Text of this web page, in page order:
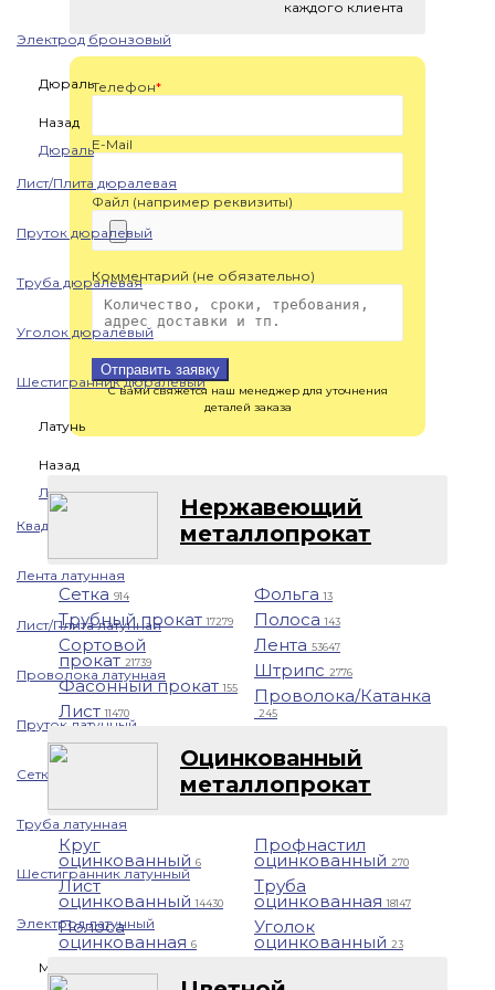
Электрод бронзовый
Дюраль
Назад
Дюраль
Лист/Плита дюралевая
Пруток дюралевый
Труба дюралевая
Уголок дюралевый
Шестигранник дюралевый
Латунь
Назад
Латунь
Квадрат латунный
Лента латунная
Лист/Плита латунная
Проволока латунная
Пруток латунный
Сетка латунная
Труба латунная
Шестигранник латунный
Электрод латунный
Медь
каждого клиента
Телефон*
E-Mail
Файл (например реквизиты)
Комментарий (не обязательно)
Отправить заявку
С вами свяжется наш менеджер для уточнения
деталей заказа
Нержавеющий
металлопрокат
Сетка 914
Трубный прокат17279
Сортовой
прокат 21739
Фасонный прокат155
Лист11470
Фольга13
Полоса143
Лента 53647
Штрипс 2776
Проволока/Катанка
245
Оцинкованный
металлопрокат
Круг
оцинкованный 6
Лист
оцинкованный14430
Полоса
оцинкованная 6
Профнастил
оцинкованный 270
Труба
оцинкованная18147
Уголок
оцинкованный 23